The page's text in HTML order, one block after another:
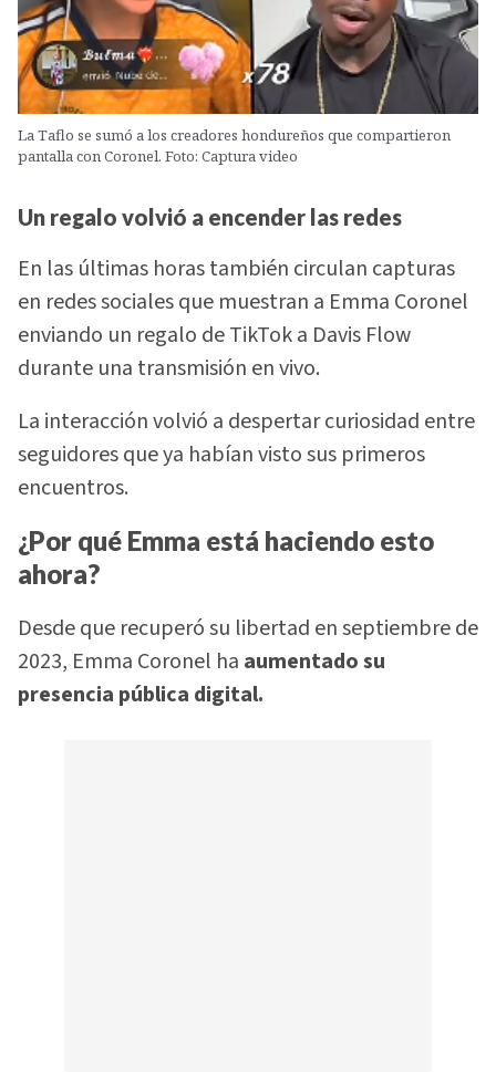
La Taflo se sumó a los creadores hondureños que compartieron
pantalla con Coronel. Foto: Captura video
Un regalo volvió a encender las redes
En las últimas horas también circulan capturas
en redes sociales que muestran a Emma Coronel
enviando un regalo de TikTok a Davis Flow
durante una transmisión en vivo.
La interacción volvió a despertar curiosidad entre
seguidores que ya habían visto sus primeros
encuentros.
¿Por qué Emma está haciendo esto
ahora?
Desde que recuperó su libertad en septiembre de
2023, Emma Coronel ha aumentado su
presencia pública digital.